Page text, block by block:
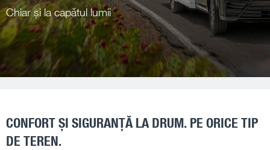
Chiar și la capătul lumii
CONFORT ȘI SIGURANȚĂ LA DRUM. PE ORICE TIP
DE TEREN.